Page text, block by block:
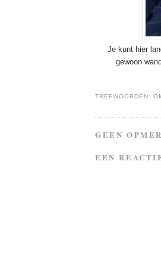
Je kunt hier
gewoon
TREFWOORDEN:
GEEN
EEN